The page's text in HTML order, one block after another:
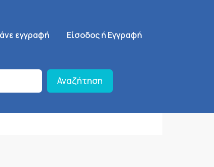
εγγραφή SignUp Menu
Είσοδος ή Εγγραφή
Αναζήτηση